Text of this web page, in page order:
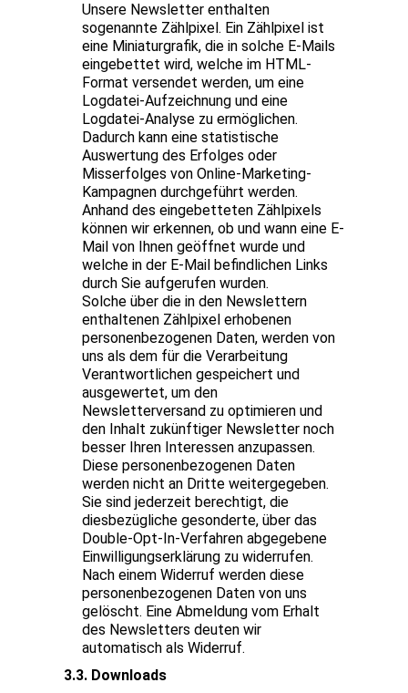
Unsere Newsletter enthalten
sogenannte Zählpixel. Ein Zählpixel ist
eine Miniaturgrafik, die in solche E-Mails
eingebettet wird, welche im HTML-
Format versendet werden, um eine
Logdatei-Aufzeichnung und eine
Logdatei-Analyse zu ermöglichen.
Dadurch kann eine statistische
Auswertung des Erfolges oder
Misserfolges von Online-Marketing-
Kampagnen durchgeführt werden.
Anhand des eingebetteten Zählpixels
können wir erkennen, ob und wann eine E-
Mail von Ihnen geöffnet wurde und
welche in der E-Mail befindlichen Links
durch Sie aufgerufen wurden.
Solche über die in den Newslettern
enthaltenen Zählpixel erhobenen
personenbezogenen Daten, werden von
uns als dem für die Verarbeitung
Verantwortlichen gespeichert und
ausgewertet, um den
Newsletterversand zu optimieren und
den Inhalt zukünftiger Newsletter noch
besser Ihren Interessen anzupassen.
Diese personenbezogenen Daten
werden nicht an Dritte weitergegeben.
Sie sind jederzeit berechtigt, die
diesbezügliche gesonderte, über das
Double-Opt-In-Verfahren abgegebene
Einwilligungserklärung zu widerrufen.
Nach einem Widerruf werden diese
personenbezogenen Daten von uns
gelöscht. Eine Abmeldung vom Erhalt
des Newsletters deuten wir
automatisch als Widerruf.
3.3. Downloads